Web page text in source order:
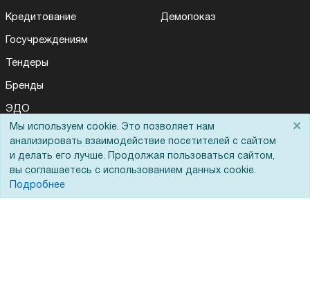
Кредитование
Госучреждениям
Тендеры
Бренды
ЭДО
Демопоказ
Помощь
Вопрос-ответ
Мы используем cookie. Это позволяет нам
анализировать взаимодействие посетителей с сайтом
и делать его лучше. Продолжая пользоваться сайтом,
вы соглашаетесь с использованием данных cookie.
Подробнее
×